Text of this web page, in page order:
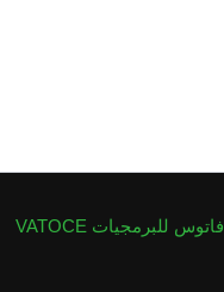
فاتوس للبرمجيات VATOCE